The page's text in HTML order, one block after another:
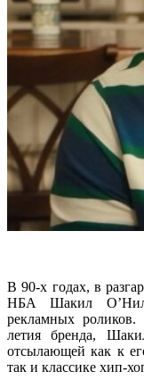
В 90-х годах, в
НБА Шакил О’Нил
рекламных
летия бренда,
отсылающей как к
так и классике хип-